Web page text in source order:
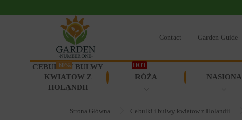
Contact Garden Guide
CEBULKI I BULWY
KWIATOW Z
HOLANDII
-60%
RÓŻA
HOT
NASIONA
Strona Główna Cebulki i bulwy kwiatow z Holandii